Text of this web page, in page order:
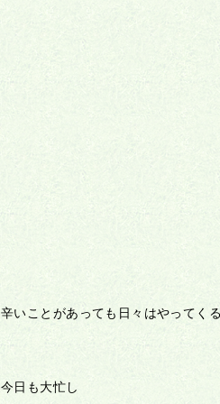
辛いことがあっても日々はやってく
今日も大忙し